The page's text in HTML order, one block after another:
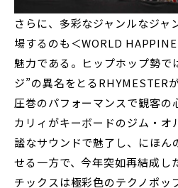
さらに、多彩なジャンルなジャ
場するのも＜WORLD
魅力である。ヒップホップ勢で
ジ”の異名をとるRHYMESTER
圧巻のパフォーマンスで観客の
カリィがキーボードのジム・オ
謐なサウンドで魅了し、にほん
せる一方で、今年突如再結成し
チックスは極彩色のテクノポッ